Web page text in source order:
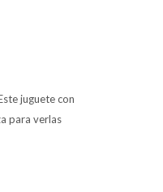
juguete con
para verlas